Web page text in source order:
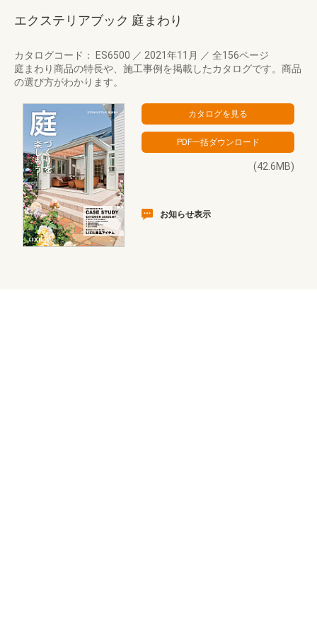
エクステリアブック 庭まわり
カタログコード： ES6500 ／ 2021年11月 ／ 全156ページ
庭まわり商品の特長や、施工事例を掲載したカタログです。商品
の選び方がわかります。
(42.6MB)
お知らせ表示